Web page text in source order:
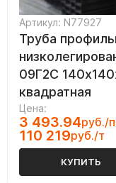
Артикул: N77927
Труба
09Г2С
квадратная
Цена:
3 493.94руб./
110 219руб./т
КУПИТЬ